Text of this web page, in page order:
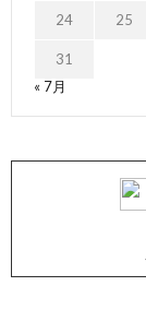
24 25
31
« 7月